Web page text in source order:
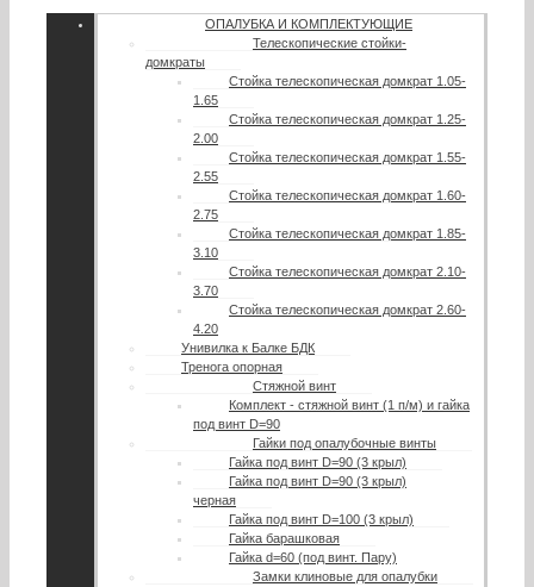
ОПАЛУБКА И КОМПЛЕКТУЮЩИЕ
Телескопические стойки-
домкраты
Стойка телескопическая домкрат 1.05-
1.65
Стойка телескопическая домкрат 1.25-
2.00
Стойка телескопическая домкрат 1.55-
2.55
Стойка телескопическая домкрат 1.60-
2.75
Стойка телескопическая домкрат 1.85-
3.10
Стойка телескопическая домкрат 2.10-
3.70
Стойка телескопическая домкрат 2.60-
4.20
Унивилка к Балке БДК
Тренога опорная
Стяжной винт
Комплект - стяжной винт (1 п/м) и гайка
под винт D=90
Гайки под опалубочные винты
Гайка под винт D=90 (3 крыл)
Гайка под винт D=90 (3 крыл)
черная
Гайка под винт D=100 (3 крыл)
Гайка барашковая
Гайка d=60 (под винт. Пару)
Замки клиновые для опалубки